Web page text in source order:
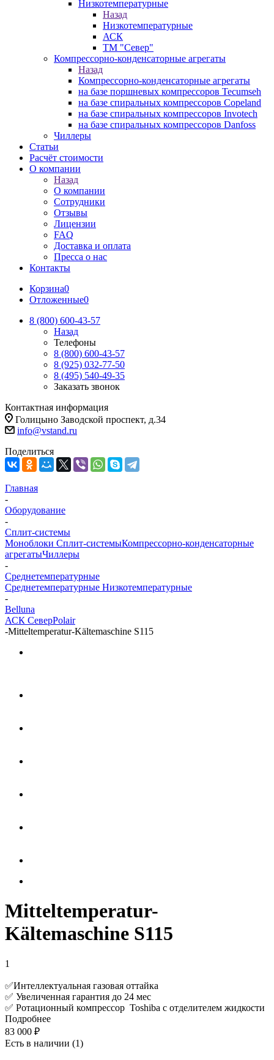
Низкотемпературные
Назад
Низкотемпературные
АСК
ТМ "Север"
Компрессорно-конденсаторные агрегаты
Назад
Компрессорно-конденсаторные агрегаты
на базе поршневых компрессоров Tecumseh
на базе спиральных компрессоров Copeland
на базе спиральных компрессоров Invotech
на базе спиральных компрессоров Danfoss
Чиллеры
Статьи
Расчёт стоимости
О компании
Назад
О компании
Сотрудники
Отзывы
Лицензии
FAQ
Доставка и оплата
Пресса о нас
Контакты
Корзина0
Отложенные0
8 (800) 600-43-57
Назад
Телефоны
8 (800) 600-43-57
8 (925) 032-77-50
8 (495) 540-49-35
Заказать звонок
Контактная информация
Голицыно Заводской проспект, д.34
info@vstand.ru
Поделиться
Главная
-
Оборудование
-
Сплит-системы
Моноблоки Сплит-системыКомпрессорно-конденсаторные
агрегатыЧиллеры
-
Среднетемпературные
Среднетемпературные Низкотемпературные
-
Belluna
АСК СеверPolair
-Mitteltemperatur-Kältemaschine S115
Mitteltemperatur-
Kältemaschine S115
1
✅Интеллектуальная газовая оттайка
✅ Увеличенная гарантия до 24 мес
✅ Ротационный компрессор Toshiba с отделителем жидкости
Подробнее
83 000 ₽
Есть в наличии (1)